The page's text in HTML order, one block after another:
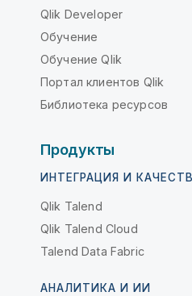
Qlik Developer
Обучение
Обучение Qlik
Портал клиентов Qlik
Библиотека ресурсов
Продукты
ИНТЕГРАЦИЯ И
Qlik Talend
Qlik Talend Cloud
Talend Data Fabric
АНАЛИТИКА И ИИ